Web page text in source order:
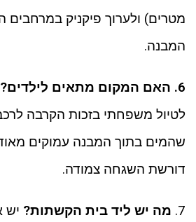
מטרים) ולערוך פיקניק במרחבים
המבנה.
6. האם המקום מתאים לילדים?
לטיול משפחתי בזכות הקרבה
שהמים בתוך המבנה עמוקים
דורשת השגחה צמודה.
7. מה יש ליד בית הקשתות? יש